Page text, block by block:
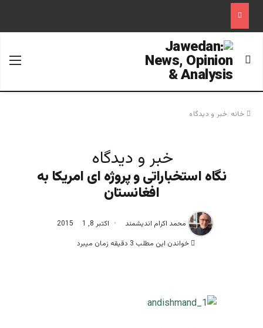
جستجو برای
خانه/خبر و دیدگاه
خبر و دیدگاه
نگاه استخباراتی و پروژه ای امریکا به
افغانستان
محمد اکرام اندیشمند اکتبر 8, 2015
1
خواندن این مطلب 3 دقیقه زمان میبرد